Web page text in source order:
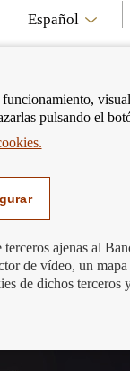
Español
de final
pulsando el
ajenas al
de vídeo, un mapa
de dichos terceros